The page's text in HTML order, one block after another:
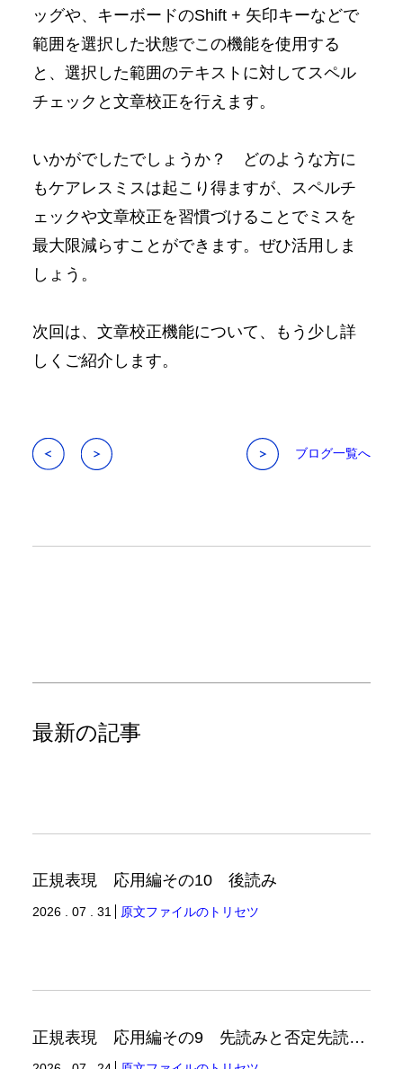
ッグや、キーボードのShift + 矢印キーなどで
範囲を選択した状態でこの機能を使用する
と、選択した範囲のテキストに対してスペル
チェックと文章校正を行えます。
いかがでしたでしょうか？ どのような方に
もケアレスミスは起こり得ますが、スペルチ
ェックや文章校正を習慣づけることでミスを
最大限減らすことができます。ぜひ活用しま
しょう。
次回は、文章校正機能について、もう少し詳
しくご紹介します。
ブログ一覧へ
最新の記事
正規表現 応用編その10 後読み
2026 . 07 . 31 原文ファイルのトリセツ
正規表現 応用編その9 先読みと否定先読みの例